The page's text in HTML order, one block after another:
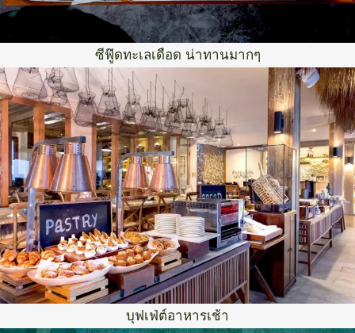
ซีฟู๊ดทะเลเดือด น่าทานมากๆ
บุฟเฟ่ต์อาหารเช้า